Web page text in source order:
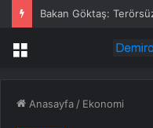
Bakan Göktaş:
Menü
Anasayfa / Ekonomi